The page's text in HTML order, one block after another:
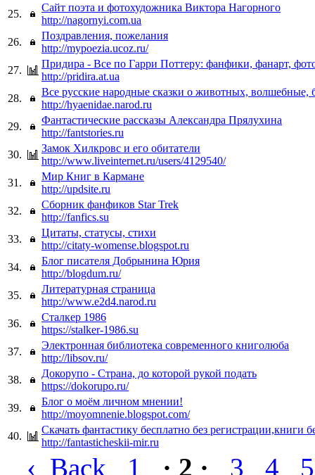
25.
Сайт поэта и фотохудожника Виктора Нагорного
http://nagornyi.com.ua
26.
Поздравления, пожелания
http://mypoezia.ucoz.ru/
27.
Придира - Все по Гарри Поттеру: фанфики, фанарт,
http://pridira.at.ua
28.
Все русские народные сказки о животных, волшебные,
http://hyaenidae.narod.ru
29.
Фантастические рассказы Александра Прялухина
http://fantstories.ru
30.
Замок Хилкровс и его обитатели
http://www.liveinternet.ru/users/4129540/
31.
Мир Книг в Кармане
http://updsite.ru
32.
Сборник фанфиков Star Trek
http://fanfics.su
33.
Цитаты, статусы, стихи
http://citaty-womense.blogspot.ru
34.
Блог писателя Добрынина Юрия
http://blogdum.ru/
35.
Литературная страница
http://www.e2d4.narod.ru
36.
Сталкер 1986
https://stalker-1986.su
37.
Электронная библиотека современного книголюба
http://libsov.ru/
38.
Докорупо - Страна, до которой рукой подать
https://dokorupo.ru/
39.
Блог о моём личном мнении!
http://moyomnenie.blogspot.com/
40.
Скачать фантастику бесплатно без регистрации,книги
http://fantasticheskii-mir.ru
‹ Back 1 · 2 · 3 4 5